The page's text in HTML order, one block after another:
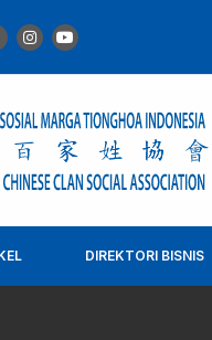
DIREKTORI BISNIS